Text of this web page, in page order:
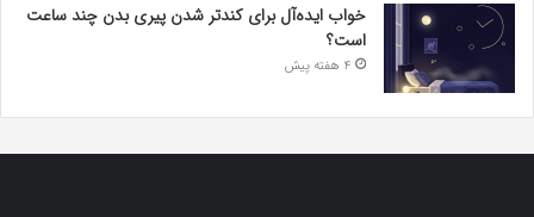
خواب ایده‌آل برای کندتر شدن پیری بدن چند ساعت
است؟
4 هفته پیش